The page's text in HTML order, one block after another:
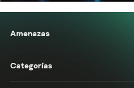
Amenazas
Categorías